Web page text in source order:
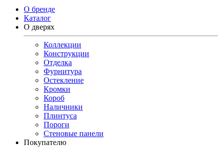
О бренде
Каталог
О дверях
Коллекции
Конструкции
Отделка
Фурнитура
Остекление
Кромки
Короб
Наличники
Плинтуса
Пороги
Стеновые панели
Покупателю